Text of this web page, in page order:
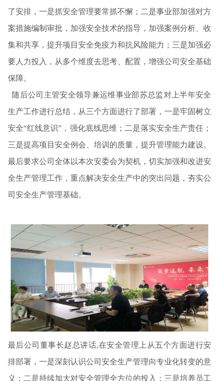
了安排，一是抓安全管理要常抓不懈；二是事业部加强对方
案措施编制审批，加强安全技术的指导，加强案例分析、收
集和共享，提升项目安全免疫力和抗风险能力；三是加强必
要人力投入，从多个维度去思考、配置，增强公司安全基础
保障。
随后公司主管安全领导兼运维事业部苏总监对上半年安全
生产工作进行总结，从三个方面进行了部署，一是牢固树立
安全“红线意识”，强化底线思维；二是落实安全生产责任；
三是提高项目安全例会、培训的质量，提升管理能力建设。
最后要求公司全体以本次安委会为契机，切实加强和改进安
全生产管理工作，重点解决安全生产中的突出问题，夯实公
司安全生产管理基础。
最后公司董事长赵总讲话,在安全管理上从五个方面进行安
排部署，一是深刻认识公司安全生产管理向专业化转变的意
义；二是持续加大对安全管理全方位的投入；三是培养员工